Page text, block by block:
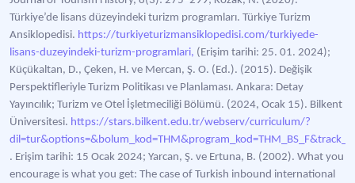
Türkiye’de lisans düzeyindeki turizm programları. Türkiye Turizm
Ansiklopedisi. https://turkiyeturizmansiklopedisi.com/turkiyede-
lisans-duzeyindeki-turizm-programlari, (Erişim tarihi: 25. 01. 2024);
Küçükaltan, D., Çeken, H. ve Mercan, Ş. O. (Ed.). (2015). Değişik
Perspektifleriyle Turizm Politikası ve Planlaması. Ankara: Detay
Yayıncılık; Turizm ve Otel İşletmeciliği Bölümü. (2024, Ocak 15). Bilkent
Üniversitesi. https://stars.bilkent.edu.tr/webserv/curriculum/?
. Erişim tarihi: 15 Ocak 2024; Yarcan, Ş. ve Ertuna, B. (2002). What you
encourage is what you get: The case of Turkish inbound international